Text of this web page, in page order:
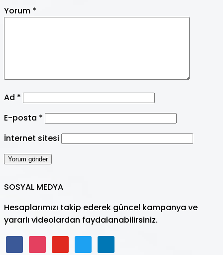
Yorum *
Ad *
E-posta *
İnternet sitesi
SOSYAL MEDYA
Hesaplarımızı takip ederek güncel kampanya ve
yararlı videolardan faydalanabilirsiniz.
facebookinstagramyoutubetwitter linkedin